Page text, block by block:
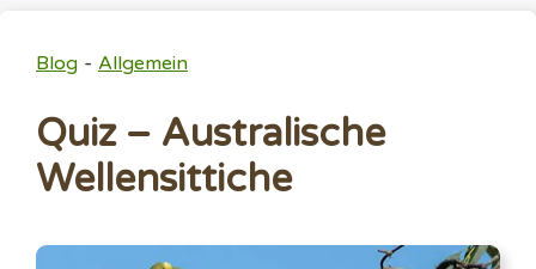
Blog - Allgemein
Quiz – Australische
Wellensittiche